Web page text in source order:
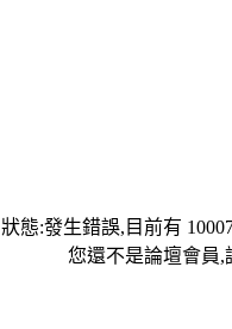
狀態:發生錯誤,目前有
您還不是論壇會員,